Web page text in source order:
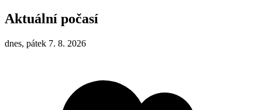
Aktuální počasí
dnes, pátek 7. 8. 2026